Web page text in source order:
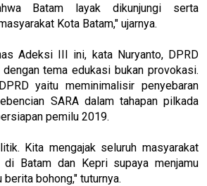
Batam layak dikunjungi serta
Kota Batam," ujarnya.
Adeksi III ini, kata Nuryanto, DPRD
tema edukasi bukan provokasi.
yaitu meminimalisir penyebaran
SARA dalam tahapan pilkada
pemilu 2019.
Kita mengajak seluruh masyarakat
di Batam dan Kepri supaya menjamu
bohong," tuturnya.